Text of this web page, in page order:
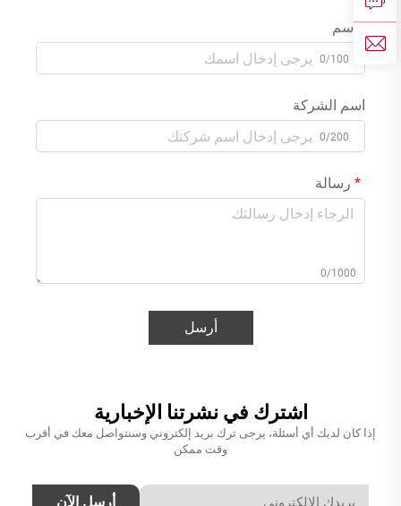
الاسم
0/100
اسم الشركة
0/200
رسالة
0/1000
أرسل
اشترك في نشرتنا الإخبارية
إذا كان لديك أي أسئلة، يرجى ترك بريد إلكتروني وسنتواصل معك في أقرب
وقت ممكن
أرسل الآن